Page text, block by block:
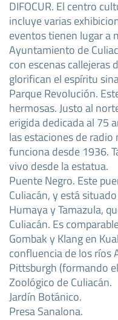
DIFOCUR. El centro
incluye varias
eventos tienen lugar a
Ayuntamiento de
con escenas callejeras
glorifican el espíritu
Parque Revolución.
hermosas. Justo al
erigida dedicada al 75
las estaciones de
funciona desde 1936.
vivo desde la estatua.
Puente Negro. Este
Culiacán, y está
Humaya y Tamazula,
Culiacán. Es
Gombak y Klang en
confluencia de los ríos
Pittsburgh (formando
Zoológico de Culiacán.
Jardín Botánico.
Presa Sanalona.